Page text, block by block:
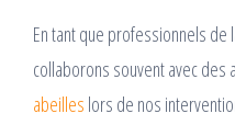
En tant que professionnels
collaborons souvent avec des
abeilles lors de nos